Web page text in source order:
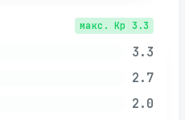
макс. Kp 3.3
3.3
2.7
2.0